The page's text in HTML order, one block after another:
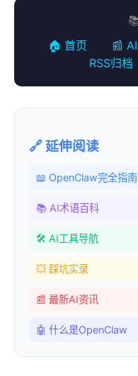
🏠 首页
📰
RSS归档
🔗 延伸阅读
📖 OpenClaw完全指南
📚 AI术语百科
🛠️ AI工具导航
💥 踩坑实录
📰 最新AI资讯
🤖 什么是OpenClaw